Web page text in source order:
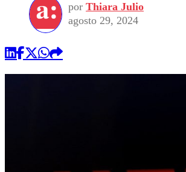
por Thiara Julio
agosto 29, 2024